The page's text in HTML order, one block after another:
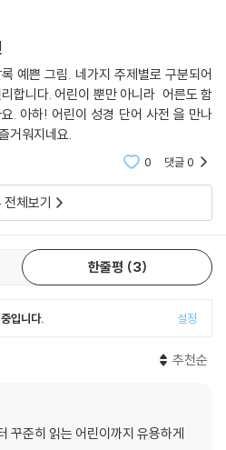
예쁜 그림. 네가지 주제별로 구분되어
합니다. 어린이 뿐만 아니라 어른도 함
. 아하! 어린이 성경 단어 사전 을 만나
거워지네요.
0 댓글0
전체보기
한줄평 3
입니다. 설정
추천순
꾸준히 읽는 어린이까지 유용하게